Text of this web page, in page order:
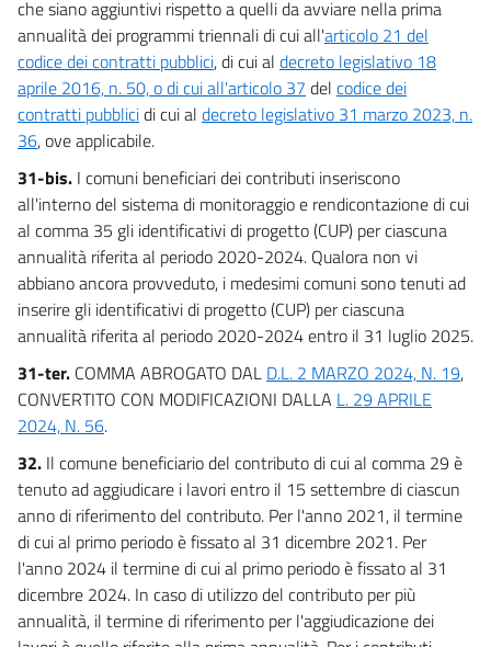
che siano aggiuntivi rispetto a quelli da avviare nella prima
annualità dei programmi triennali di cui all'articolo 21 del
codice dei contratti pubblici, di cui al decreto legislativo 18
aprile 2016, n. 50, o di cui all'articolo 37 del codice dei
contratti pubblicidi cui al decreto legislativo 31 marzo 2023, n.
36, ove applicabile.
31-bis. I comuni beneficiari dei contributi inseriscono
all'interno del sistema di monitoraggio e rendicontazione di cui
al comma 35 gli identificativi di progetto (CUP) per ciascuna
annualità riferita al periodo 2020-2024. Qualora non vi
abbiano ancora provveduto, i medesimi comuni sono tenuti ad
inserire gli identificativi di progetto (CUP) per ciascuna
annualità riferita al periodo 2020-2024 entro il 31 luglio 2025.
31-ter. COMMA ABROGATO DAL D.L. 2 MARZO 2024, N. 19,
CONVERTITO CON MODIFICAZIONI DALLA L. 29 APRILE
2024, N. 56.
32. Il comune beneficiario del contributo di cui al comma 29 è
tenuto ad aggiudicare i lavori entro il 15 settembre di ciascun
anno di riferimento del contributo. Per l'anno 2021, il termine
di cui al primo periodo è fissato al 31 dicembre 2021. Per
l'anno 2024 il termine di cui al primo periodo è fissato al 31
dicembre 2024. In caso di utilizzo del contributo per più
annualità, il termine di riferimento per l'aggiudicazione dei